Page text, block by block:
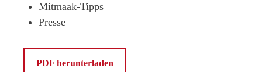
Mitmaak-Tipps
Presse
PDF herunterladen